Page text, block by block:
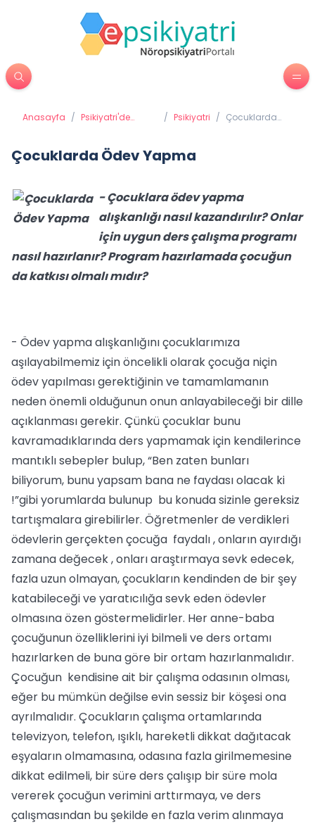
Anasayfa / Psikiyatri'de
/ Psikiyatri / Çocuklarda
Çocuklarda Ödev Yapma
- Çocuklara ödev yapma
alışkanlığı nasıl kazandırılır? Onlar
için uygun ders çalışma programı
nasıl hazırlanır? Program hazırlamada çocuğun
da katkısı olmalı mıdır?
- Ödev yapma alışkanlığını çocuklarımıza
aşılayabilmemiz için öncelikli olarak çocuğa niçin
ödev yapılması gerektiğinin ve tamamlamanın
neden önemli olduğunun onun anlayabileceği bir dille
açıklanması gerekir. Çünkü çocuklar bunu
kavramadıklarında ders yapmamak için kendilerince
mantıklı sebepler bulup, “Ben zaten bunları
biliyorum, bunu yapsam bana ne faydası olacak ki
!”gibi yorumlarda bulunup bu konuda sizinle gereksiz
tartışmalara girebilirler. Öğretmenler de verdikleri
ödevlerin gerçekten çocuğa faydalı , onların ayırdığı
zamana değecek , onları araştırmaya sevk edecek,
fazla uzun olmayan, çocukların kendinden de bir şey
katabileceği ve yaratıcılığa sevk eden ödevler
olmasına özen göstermelidirler. Her anne-baba
çocuğunun özelliklerini iyi bilmeli ve ders ortamı
hazırlarken de buna göre bir ortam hazırlanmalıdır.
Çocuğun kendisine ait bir çalışma odasının olması,
eğer bu mümkün değilse evin sessiz bir köşesi ona
ayrılmalıdır. Çocukların çalışma ortamlarında
televizyon, telefon, ışıklı, hareketli dikkat dağıtacak
eşyaların olmamasına, odasına fazla girilmemesine
dikkat edilmeli, bir süre ders çalışıp bir süre mola
vererek çocuğun verimini arttırmaya, ve ders
çalışmasından bu şekilde en fazla verim alınmaya